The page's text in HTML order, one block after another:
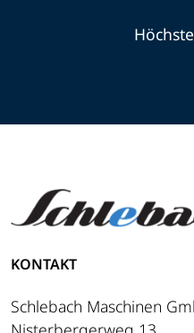
KONTAKT
Schlebach Maschinen